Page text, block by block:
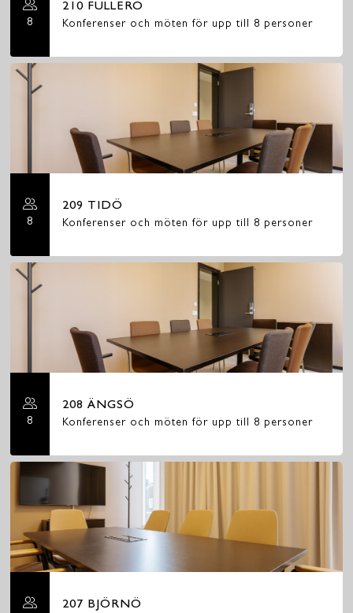
8
210 FULLERÖ
Konferenser och möten för upp till 8 personer
8
209 TIDÖ
Konferenser och möten för upp till 8 personer
8
208 ÄNGSÖ
Konferenser och möten för upp till 8 personer
207 BJÖRNÖ